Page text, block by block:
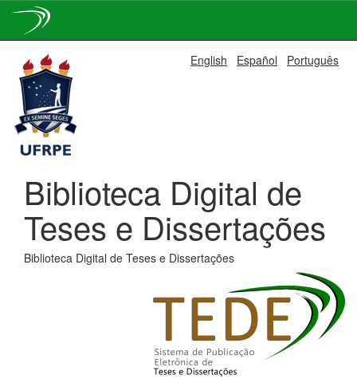
navigation
English Español Português
Biblioteca Digital de
Teses e Dissertações
Biblioteca Digital de Teses e Dissertações